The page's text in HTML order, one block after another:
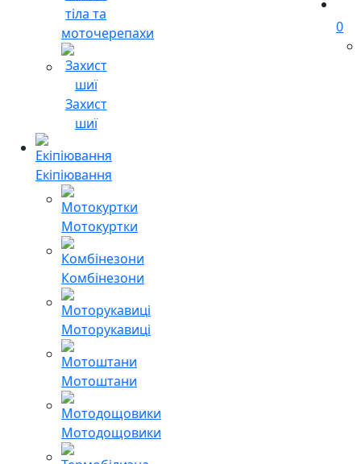
тіла та
моточерепахи
Захист
шиї
Екіпіювання
Мотокуртки
Комбінезони
Моторукавиці
Мотоштани
Мотодощовики
0